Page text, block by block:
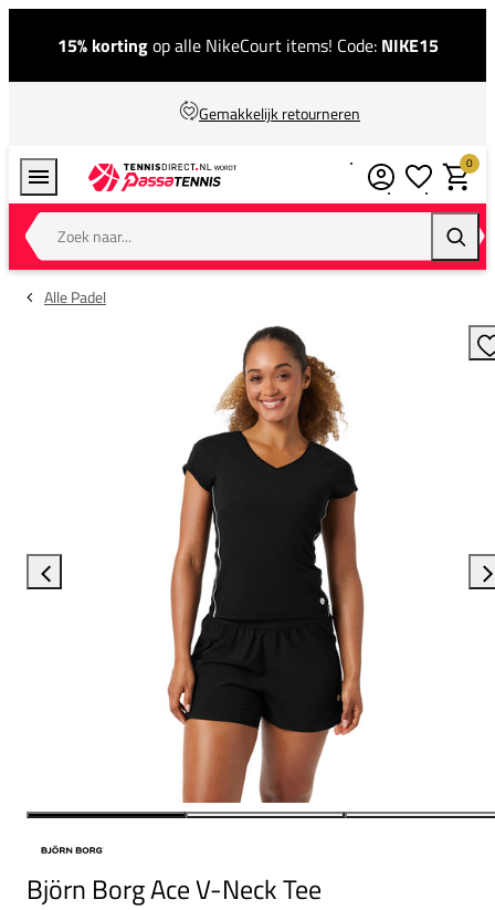
15% kortingop alle NikeCourt items! Code: NIKE15
Gemakkelijk retourneren
Zoek naar...
0
Alle Padel
Björn Borg Ace V-Neck Tee